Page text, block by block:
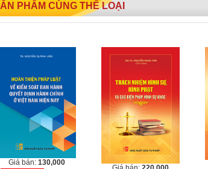
ẤN PHẨM CÙNG THỂ LOẠI
Giá bán:130,000